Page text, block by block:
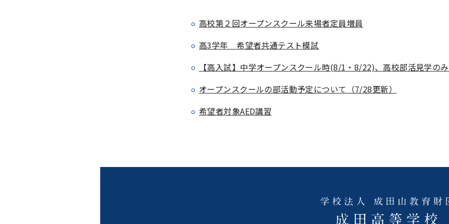
高校第２回オープンスクール来場者定員増員
高3学年 希望者共通テスト模試
【高入試】中学オープンスクール時(8/1・8/22)、高校部活見学の
オープンスクールの部活動予定について（7/28更新）
希望者対象AED講習